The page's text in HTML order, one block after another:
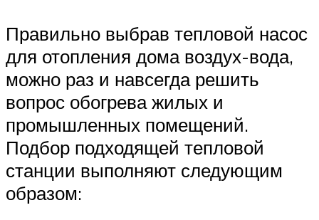
Правильно выбрав тепловой насос
для отопления дома воздух-вода,
можно раз и навсегда решить
вопрос обогрева жилых и
промышленных помещений.
Подбор подходящей тепловой
станции выполняют следующим
образом: